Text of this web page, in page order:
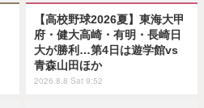
【高校野球2026夏】東海大甲
府・健大高崎・有明・長崎日
大が勝利…第4日は遊学館vs
青森山田ほか
2026.8.8 Sat 9:52